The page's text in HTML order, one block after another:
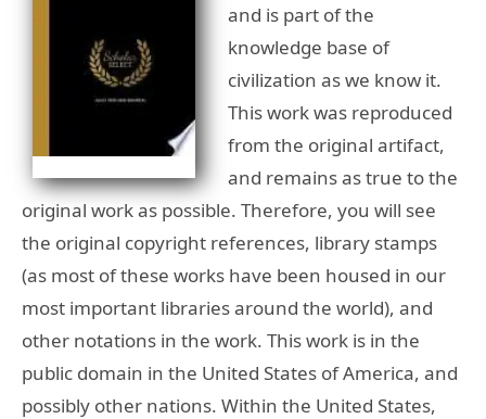
and is part of the
knowledge base of
civilization as we know it.
This work was reproduced
from the original artifact,
and remains as true to the
original work as possible. Therefore, you will see
the original copyright references, library stamps
(as most of these works have been housed in our
most important libraries around the world), and
other notations in the work. This work is in the
public domain in the United States of America, and
possibly other nations. Within the United States,